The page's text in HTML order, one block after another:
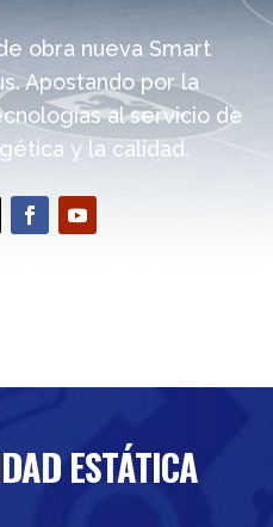
obra nueva Smart
Apostando por la
al servicio de
y la calidad.
ESTÁTICA